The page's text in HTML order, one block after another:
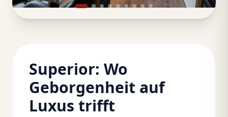
Superior: Wo
Geborgenheit auf
Luxus trifft